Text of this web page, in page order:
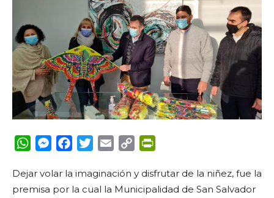
WhatsApp
Messenger
FacebookTwitterEmail Copy
Dejar volar la imaginación y disfrutar de la niñez, fue la
premisa por la cual la Municipalidad de San Salvador